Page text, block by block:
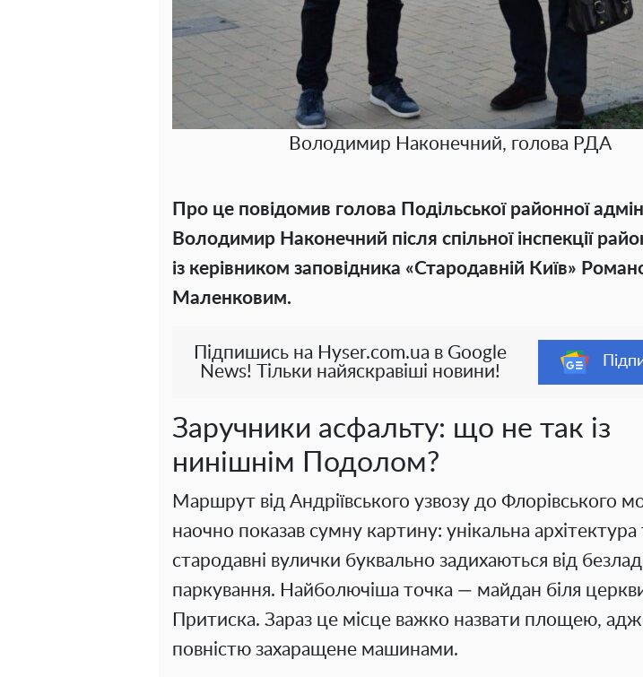
Володимир Наконечний, голова РДА
Про це повідомив голова Подільської районної
Володимир Наконечний після спільної інспекції
із керівником заповідника «Стародавній Київ»
Маленковим.
Підпишись на Hyser.com.ua в Google
News! Тільки найяскравіші новини!
Заручники асфальту: що не так із
нинішнім Подолом?
Маршрут від Андріївського узвозу до Флорівського
наочно показав сумну картину: унікальна архітектура
стародавні вулички буквально задихаються від
паркування. Найболючіша точка — майдан біля
Притиска. Зараз це місце важко назвати площею,
повністю захаращене машинами.